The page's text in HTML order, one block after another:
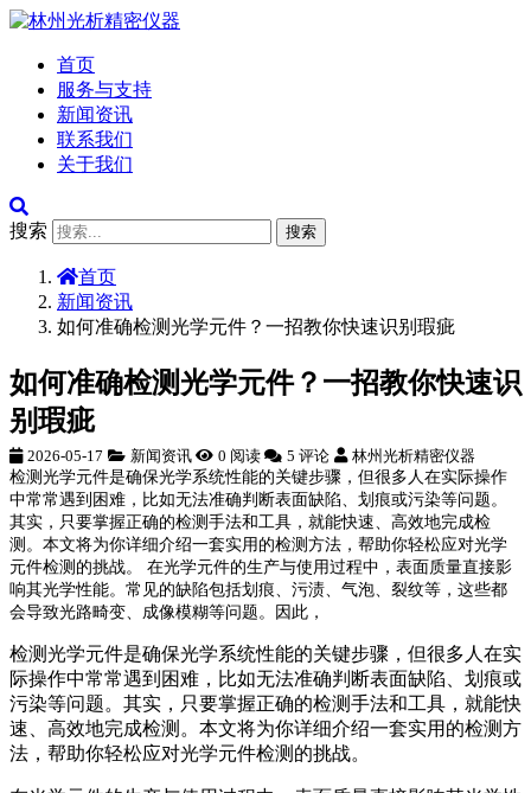
首页
服务与支持
新闻资讯
联系我们
关于我们
搜索 搜索
首页
新闻资讯
如何准确检测光学元件？一招教你快速识别瑕疵
如何准确检测光学元件？一招教你快速识
别瑕疵
2026-05-17 新闻资讯 0 阅读 5 评论 林州光析精密仪器
检测光学元件是确保光学系统性能的关键步骤，但很多人在实际操作
中常常遇到困难，比如无法准确判断表面缺陷、划痕或污染等问题。
其实，只要掌握正确的检测手法和工具，就能快速、高效地完成检
测。本文将为你详细介绍一套实用的检测方法，帮助你轻松应对光学
元件检测的挑战。 在光学元件的生产与使用过程中，表面质量直接影
响其光学性能。常见的缺陷包括划痕、污渍、气泡、裂纹等，这些都
会导致光路畸变、成像模糊等问题。因此，
检测光学元件是确保光学系统性能的关键步骤，但很多人在实
际操作中常常遇到困难，比如无法准确判断表面缺陷、划痕或
污染等问题。其实，只要掌握正确的检测手法和工具，就能快
速、高效地完成检测。本文将为你详细介绍一套实用的检测方
法，帮助你轻松应对光学元件检测的挑战。